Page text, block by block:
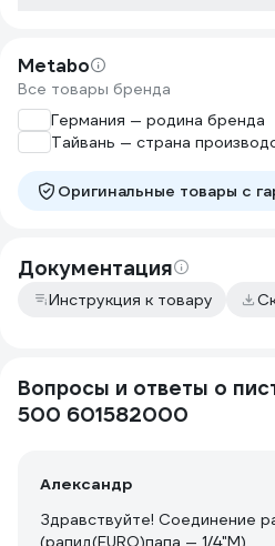
Metabo
Все товары бренда
Германия — родина бренда
Тайвань — страна
Оригинальные товары c
Документация
Инструкция к товару
Вопросы и ответы о
500 601582000
Александр
Здравствуйте! Соединение
(рапид(EURO)папа — 1/4"M)